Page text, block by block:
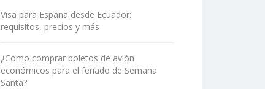
Visa para España desde Ecuador:
requisitos, precios y más
¿Cómo comprar boletos de avión
económicos para el feriado de Semana
Santa?